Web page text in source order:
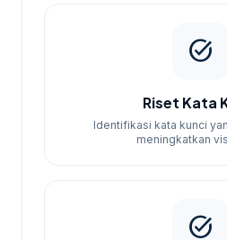
task_alt
Riset Kata
Identifikasi kata kunci
meningkatkan
task_alt